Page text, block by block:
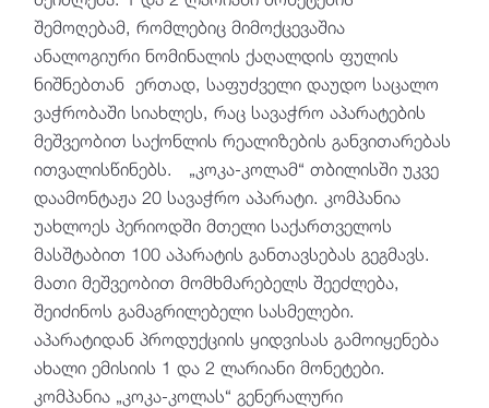
შემოღებამ, რომლებიც მიმოქცევაშია
ანალოგიური ნომინალის ქაღალდის ფულის
ნიშნებთან ერთად, საფუძველი დაუდო საცალო
ვაჭრობაში სიახლეს, რაც სავაჭრო აპარატების
მეშვეობით საქონლის რეალიზების განვითარებას
ითვალისწინებს. „კოკა-კოლამ“ თბილისში უკვე
დაამონტაჟა 20 სავაჭრო აპარატი. კომპანია
უახლოეს პერიოდში მთელი საქართველოს
მასშტაბით 100 აპარატის განთავსებას გეგმავს.
მათი მეშვეობით მომხმარებელს შეეძლება,
შეიძინოს გამაგრილებელი სასმელები.
აპარატიდან პროდუქციის ყიდვისას გამოიყენება
ახალი ემისიის 1 და 2 ლარიანი მონეტები.
კომპანია „კოკა-კოლას“ გენერალური